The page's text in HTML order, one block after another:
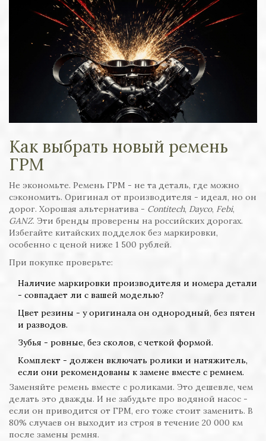
Как выбрать новый ремень
ГРМ
Не экономьте. Ремень ГРМ - не та деталь, где можно
сэкономить. Оригинал от производителя - идеал, но он
дорог. Хорошая альтернатива - Contitech, Dayco, Febi,
GANZ. Эти бренды проверены на российских дорогах.
Избегайте китайских подделок без маркировки,
особенно с ценой ниже 1 500 рублей.
При покупке проверьте:
Наличие маркировки производителя и номера детали
- совпадает ли с вашей моделью?
Цвет резины - у оригинала он однородный, без пятен
и разводов.
Зубья - ровные, без сколов, с четкой формой.
Комплект - должен включать ролики и натяжитель,
если они рекомендованы к замене вместе с ремнем.
Заменяйте ремень вместе с роликами. Это дешевле, чем
делать это дважды. И не забудьте про водяной насос -
если он приводится от ГРМ, его тоже стоит заменить. В
80% случаев он выходит из строя в течение 20 000 км
после замены ремня.